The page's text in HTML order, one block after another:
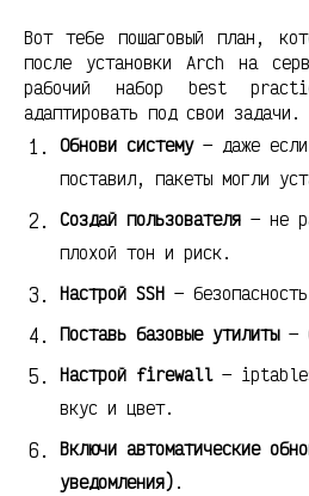
Вот тебе пошаговый план,
после установки Arch на
рабочий набор best
адаптировать под свои задачи.
Обнови систему— даже если
поставил, пакеты могли
Создай пользователя — не
плохой тон и риск.
Настрой SSH —
Поставь базовые утилиты—
Настрой firewall—
вкус и цвет.
Включи автоматические
уведомления) .